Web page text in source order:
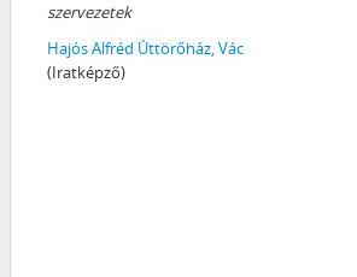
szervezetek
Hajós Alfréd Úttörőház, Vác
(Iratképző)